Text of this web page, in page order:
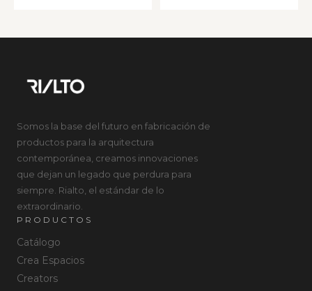
Somos la base del futuro en fabricación de
productos para la arquitectura
contemporánea, creamos innovaciones
que dejan un legado que perdura para
siempre. Rialto, el estándar de lo
extraordinario.
PRODUCTOS
Catálogo
Crea Espacios
Creators